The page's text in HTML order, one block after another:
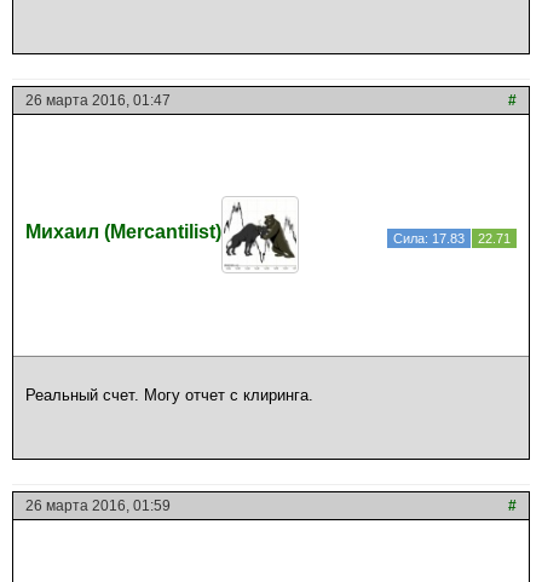
26 марта 2016, 01:47 #
Михаил (Mercantilist) Сила: 17.83 22.71
Реальный счет. Могу отчет с клиринга.
26 марта 2016, 01:59 #